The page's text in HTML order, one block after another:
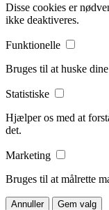
Disse cookies er
ikke deaktiveres.
Funktionelle
Bruges til at huske
Statistiske
Hjælper os med at
det.
Marketing
Bruges til at målrette
Annuller Gem valg